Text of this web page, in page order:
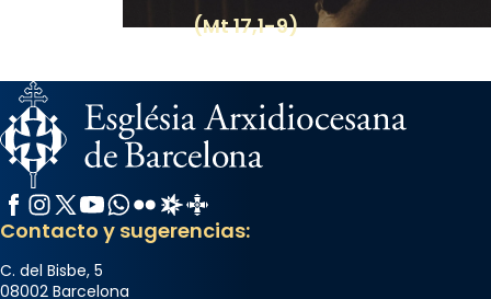
(Mt 17,1-9)
Facebook
Instagram
X / Twitter
YouTube
WhatsApp
FlickrRadio Estel
Catalunya Cristiana
Contacto y sugerencias:
C. del Bisbe, 5
08002 Barcelona